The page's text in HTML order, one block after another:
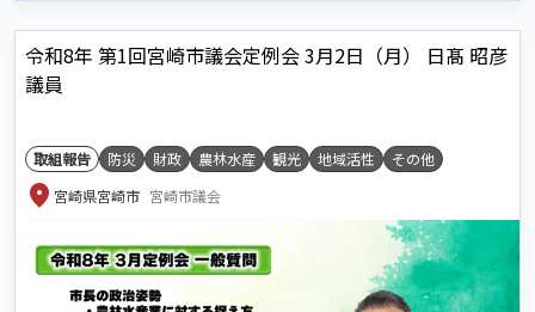
令和8年 第1回宮崎市議会定例会 3月2日（月） 日髙 昭彦
議員
取組報告 防災 財政 農林水産 観光 地域活性 その他
location_on 宮崎県宮崎市 宮崎市議会